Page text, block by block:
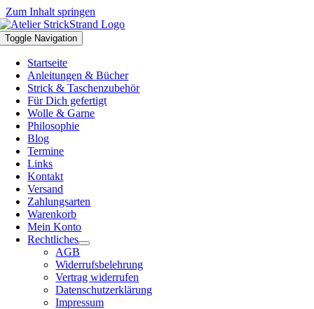
Zum Inhalt springen
Toggle Navigation
Startseite
Anleitungen & Bücher
Strick & Taschenzubehör
Für Dich gefertigt
Wolle & Garne
Philosophie
Blog
Termine
Links
Kontakt
Versand
Zahlungsarten
Warenkorb
Mein Konto
Rechtliches
AGB
Widerrufsbelehrung
Vertrag widerrufen
Datenschutzerklärung
Impressum